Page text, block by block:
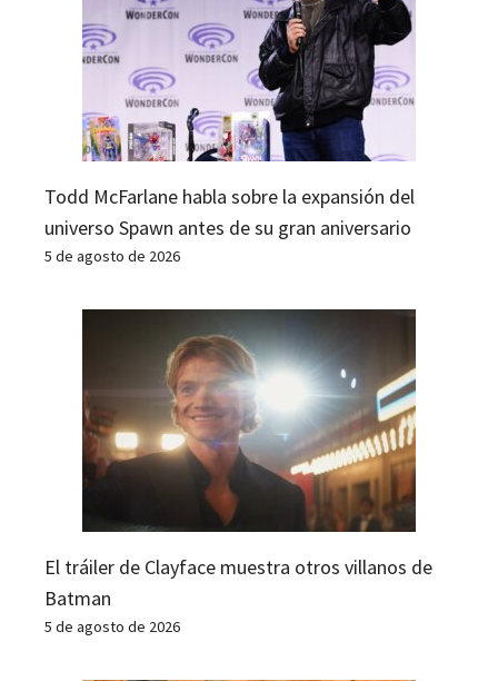
Todd McFarlane habla sobre la expansión del
universo Spawn antes de su gran aniversario
5 de agosto de 2026
El tráiler de Clayface muestra otros villanos de
Batman
5 de agosto de 2026